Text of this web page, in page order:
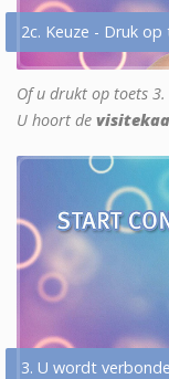
2c. Keuze - Druk
Of u drukt op toets 3.
U hoort de
3. U wordt